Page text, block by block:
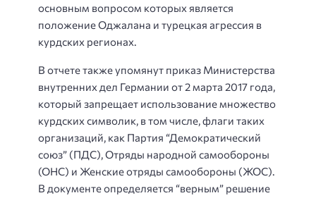
основным вопросом которых является
положение Оджалана и турецкая агрессия в
курдских регионах.
В отчете также упомянут приказ Министерства
внутренних дел Германии от 2 марта 2017 года,
который запрещает использование множество
курдских символик, в том числе, флаги таких
организаций, как Партия “Демократический
союз” (ПДС), Отряды народной самообороны
(ОНС) и Женские отряды самообороны (ЖОС).
В документе определяется “верным” решение